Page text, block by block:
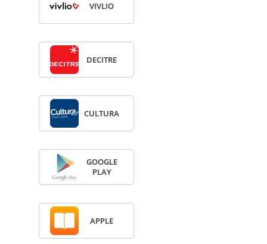
VIV­LIO
DECITRE
CULTURA
GOOGLE
PLAY
APPLE